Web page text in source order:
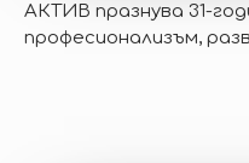
АКТИВ празнува 31-
професионализъм,